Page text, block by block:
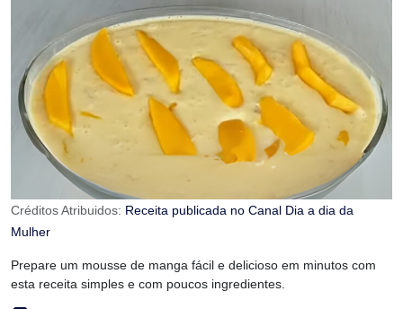
Créditos Atribuidos: Receita publicada no Canal Dia a dia da
Mulher
Prepare um mousse de manga fácil e delicioso em minutos com
esta receita simples e com poucos ingredientes.